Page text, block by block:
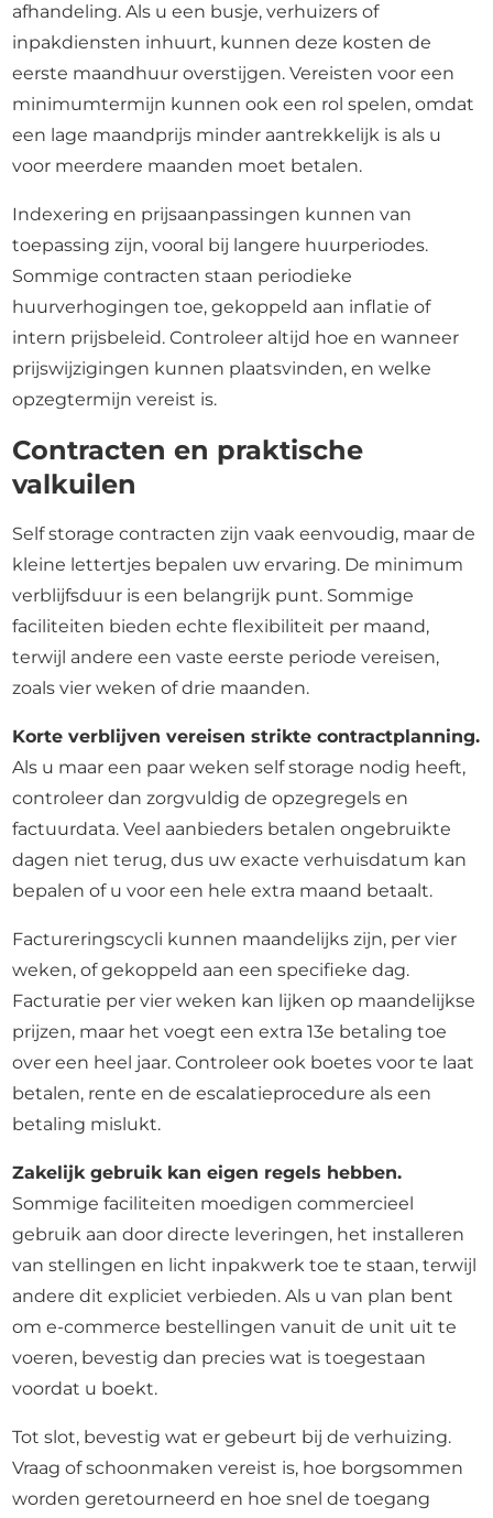
afhandeling. Als u een busje, verhuizers of
inpakdiensten inhuurt, kunnen deze kosten de
eerste maandhuur overstijgen. Vereisten voor een
minimumtermijn kunnen ook een rol spelen, omdat
een lage maandprijs minder aantrekkelijk is als u
voor meerdere maanden moet betalen.
Indexering en prijsaanpassingen kunnen van
toepassing zijn, vooral bij langere huurperiodes.
Sommige contracten staan periodieke
huurverhogingen toe, gekoppeld aan inflatie of
intern prijsbeleid. Controleer altijd hoe en wanneer
prijswijzigingen kunnen plaatsvinden, en welke
opzegtermijn vereist is.
Contracten en praktische
valkuilen
Self storage contracten zijn vaak eenvoudig, maar de
kleine lettertjes bepalen uw ervaring. De minimum
verblijfsduur is een belangrijk punt. Sommige
faciliteiten bieden echte flexibiliteit per maand,
terwijl andere een vaste eerste periode vereisen,
zoals vier weken of drie maanden.
Korte verblijven vereisen strikte contractplanning.
Als u maar een paar weken self storage nodig heeft,
controleer dan zorgvuldig de opzegregels en
factuurdata. Veel aanbieders betalen ongebruikte
dagen niet terug, dus uw exacte verhuisdatum kan
bepalen of u voor een hele extra maand betaalt.
Factureringscycli kunnen maandelijks zijn, per vier
weken, of gekoppeld aan een specifieke dag.
Facturatie per vier weken kan lijken op maandelijkse
prijzen, maar het voegt een extra 13e betaling toe
over een heel jaar. Controleer ook boetes voor te laat
betalen, rente en de escalatieprocedure als een
betaling mislukt.
Zakelijk gebruik kan eigen regels hebben.
Sommige faciliteiten moedigen commercieel
gebruik aan door directe leveringen, het installeren
van stellingen en licht inpakwerk toe te staan, terwijl
andere dit expliciet verbieden. Als u van plan bent
om e-commerce bestellingen vanuit de unit uit te
voeren, bevestig dan precies wat is toegestaan
voordat u boekt.
Tot slot, bevestig wat er gebeurt bij de verhuizing.
Vraag of schoonmaken vereist is, hoe borgsommen
worden geretourneerd en hoe snel de toegang